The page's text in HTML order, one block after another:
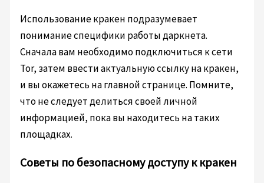
Использование кракен подразумевает
понимание специфики работы даркнета.
Сначала вам необходимо подключиться к сети
Tor, затем ввести актуальную ссылку на кракен,
и вы окажетесь на главной странице. Помните,
что не следует делиться своей личной
информацией, пока вы находитесь на таких
площадках.
Советы по безопасному доступу к кракен